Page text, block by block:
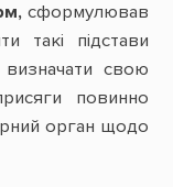
сформулював
такі підстави
визначати свою
повинно
орган щодо